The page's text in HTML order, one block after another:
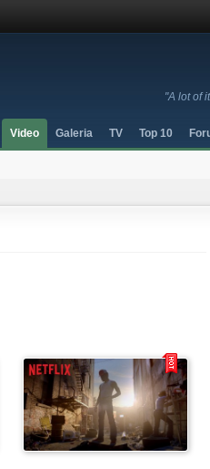
"A lot of
Video Galeria TV Top 10